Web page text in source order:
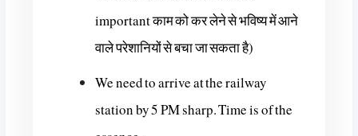
important काम को कर लेने से भविष्य में आने
वाले परेशानियों से बचा जा सकता है)
We need to arrive at the railway
station by 5 PM sharp. Time is of the